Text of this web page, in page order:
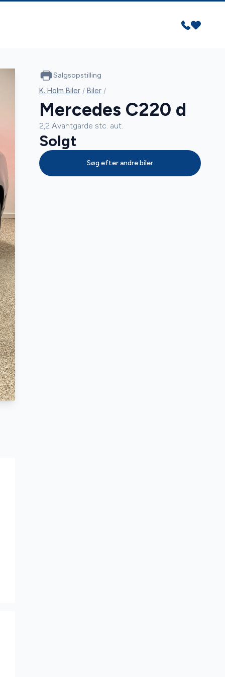
Salgsopstilling
K. Holm Biler / Biler /
Mercedes C220 d
2,2 Avantgarde stc. aut.
Solgt
Søg efter andre biler